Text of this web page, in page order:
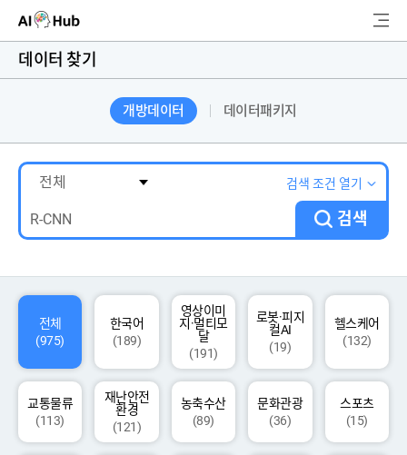
AI-Hub
AI 데이터찾기
AI 허브소개
AI 개발지원
고객지원
색
데이터 찾기
개방데이터 데이터패키지
검색 조건 열기
검색
전체
(975)
한국어
(189)
영상이미
지·멀티모
달
(191)
로봇·피지
컬AI
(19)
헬스케어
(132)
교통물류
(113)
재난안전
환경
(121)
농축수산
(89)
문화관광
(36)
스포츠
(15)